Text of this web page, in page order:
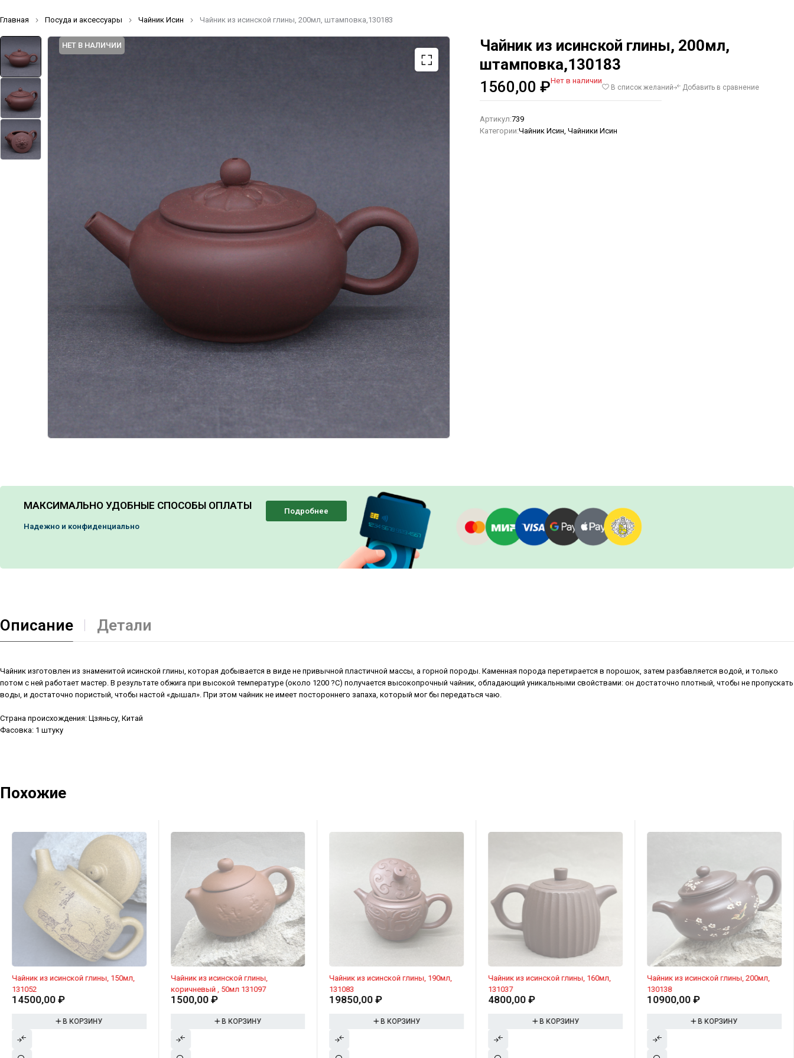
Главная Посуда и аксессуары Чайник Исин Чайник из исинской глины, 200мл, штамповка,130183
НЕТ В НАЛИЧИИ
Чайник из исинской глины, 200мл,
штамповка,130183
1560,00 ₽Нет в наличии
В список желаний Добавить в сравнение
Артикул:739
Категории:Чайник Исин Чайники Исин
МАКСИМАЛЬНО УДОБНЫЕ СПОСОБЫ ОПЛАТЫ
Надежно и конфиденциально
Подробнее
Описание Детали
Чайник изготовлен из знаменитой исинской глины, которая добывается в виде не привычной пластичной массы, а горной породы. Каменная порода перетирается в порошок, затем разбавляется водой, и только
потом с ней работает мастер. В результате обжига при высокой температуре (около 1200 ?С) получается высокопрочный чайник, обладающий уникальными свойствами: он достаточно плотный, чтобы не пропускать
воды, и достаточно пористый, чтобы настой «дышал». При этом чайник не имеет постороннего запаха, который мог бы передаться чаю.
Страна происхождения: Цзяньсу, Китай
Фасовка: 1 штуку
Похожие
Чайник из исинской глины, 150мл,
131052
14500,00 ₽
В КОРЗИНУ
Чайник из исинской глины,
коричневый , 50мл 131097
1500,00 ₽
В КОРЗИНУ
Чайник из исинской глины, 190мл,
131083
19850,00₽
В КОРЗИНУ
Чайник из исинской глины, 160мл,
131037
4800,00₽
В КОРЗИНУ
Чайник из исинской глины, 200мл,
130138
10900,00₽
В КОРЗИНУ